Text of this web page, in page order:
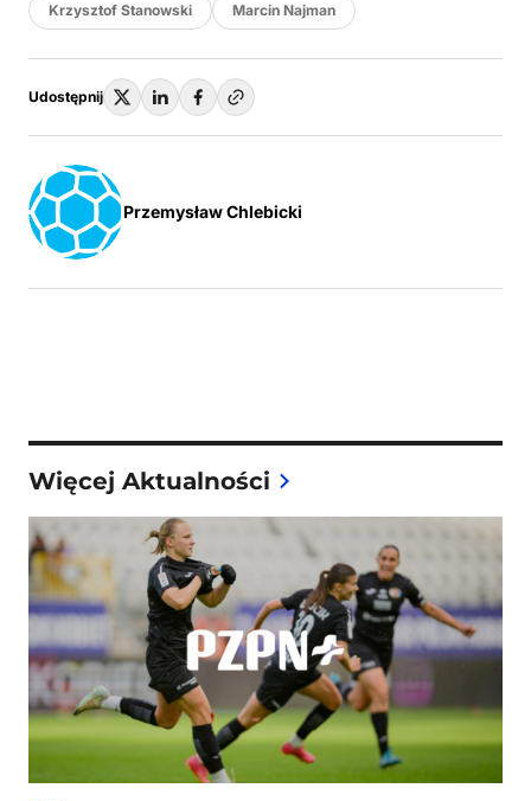
Krzysztof Stanowski Marcin Najman
Udostępnij
Przemysław Chlebicki
Więcej Aktualności